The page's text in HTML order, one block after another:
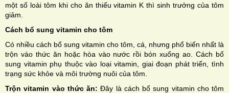
một số loài tôm khi cho ăn thiếu vitamin K thì sinh trưởng của tôm
giảm.
Cách bổ sung vitamin cho tôm
Có nhiều cách bổ sung vitamin cho tôm, cá, nhưng phổ biến nhất là
trộn vào thức ăn hoặc hòa vào nước rồi bón xuống ao. Cách bổ
sung vitamin phụ thuộc vào loại vitamin, giai đoạn phát triển, tình
trạng sức khỏe và môi trường nuôi của tôm.
Trộn vitamin vào thức ăn:Đây là cách bổ sung vitamin cho tôm